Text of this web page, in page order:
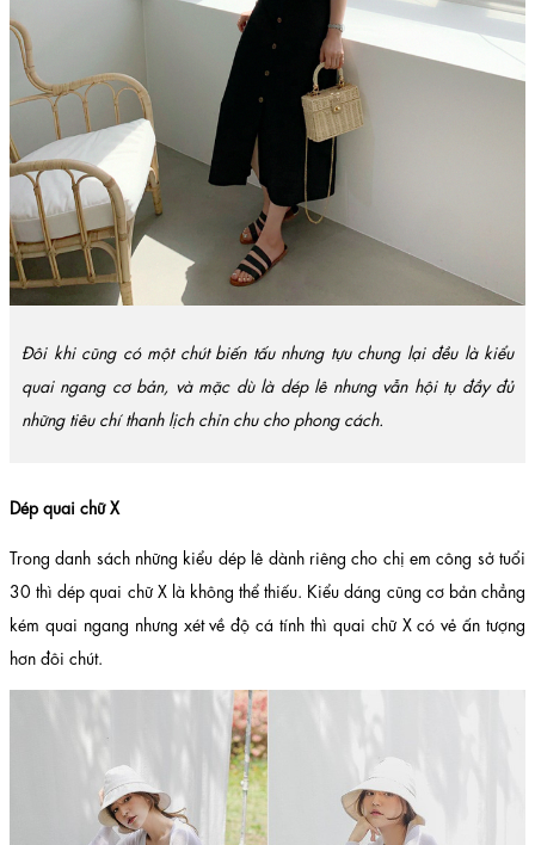
Đôi khi cũng có một chút biến tấu nhưng tựu chung lại đều là kiểu
quai ngang cơ bản, và mặc dù là dép lê nhưng vẫn hội tụ đầy đủ
những tiêu chí thanh lịch chỉn chu cho phong cách.
Dép quai chữ X
Trong danh sách những kiểu dép lê dành riêng cho chị em công sở tuổi
30 thì dép quai chữ X là không thể thiếu. Kiểu dáng cũng cơ bản chẳng
kém quai ngang nhưng xét về độ cá tính thì quai chữ X có vẻ ấn tượng
hơn đôi chút.